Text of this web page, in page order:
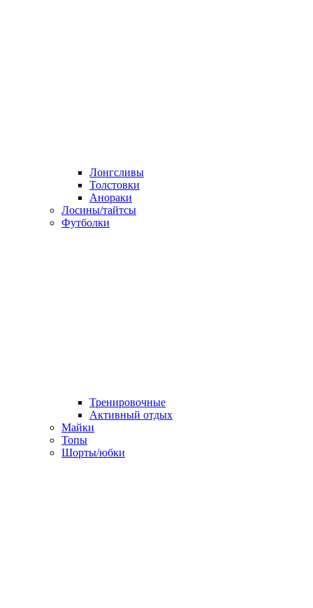
Лонгсливы
Толстовки
Анораки
Лосины/тайтсы
Футболки
Тренировочные
Активный отдых
Майки
Топы
Шорты/юбки